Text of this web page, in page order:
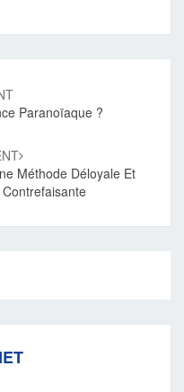
Paranoïaque ?
Méthode Déloyale Et